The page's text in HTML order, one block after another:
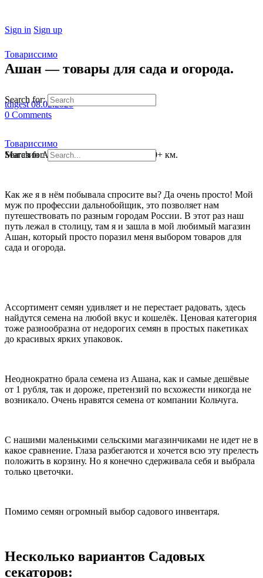
Sign in Sign up
Товариссимо
Search for:
Товариссимо
Search for:
Ашан — товары для сада и огорода.
tdigest08.02.2020
0 Comments
Магазин Ашан находится от меня 360+ км.
Как же я в нём побывала спросите вы? Да очень просто! Мой
муж по профессии дальнобойщик, это позволяет нам
путешествовать по разным городам России. В этот раз наш
путь лежал в столицу, там я и зашла в мой любимый магазин
Ашан, который просто поразил меня выбором товаров для
сада и огорода.
Ассортимент семян удивляет и не перестает радовать, здесь
найдутся семена на любой вкус и кошелёк. Ценовая категория
тоже разнообразна от недорогих семян в простых пакетиках
до красивых ярких упаковок.
Неоднократно брала семена из Ашана, как и самые дешёвые
от 1 рубля, так и дороже, претензий по всхожести никогда не
возникало. Очень нравятся семена от компании Кольчуга.
С нашими маленькими сельскими магазинчиками не идет не в
какое сравнение. Глаза разбегаются и хочется всю эту прелесть
положить в корзину. Но я конечно сдерживала себя и выбрала
только цветочки.
Помимо семян огромный выбор садового инвентаря.
Несколько вариантов Садовых
секаторов: